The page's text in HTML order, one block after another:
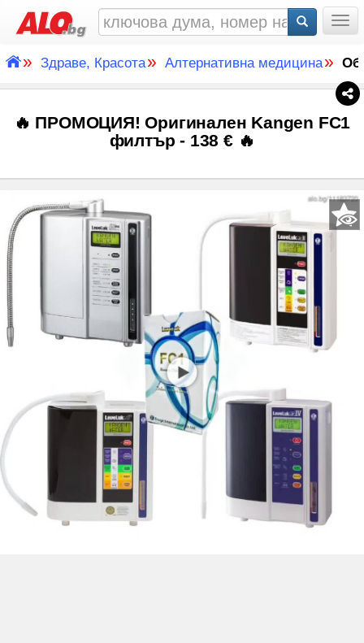
» Здраве, Красота» Алтернативна медицина»
🔥 ПРОМОЦИЯ! Оригинален Kangen FC1
филтър - 138 € 🔥